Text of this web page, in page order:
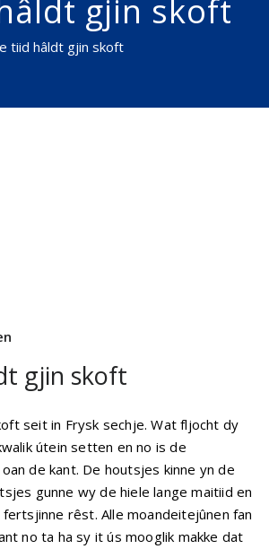
gjin skoft
tiid hâldt gjin skoft
gjin skoft
seit in Frysk sechje. Wat fljocht dy
útein setten en no is de
de kant. De houtsjes kinne yn de
gunne wy de hiele lange maitiid en
rêst. Alle moandeitejûnen fan
no ta ha sy it ús mooglik makke dat